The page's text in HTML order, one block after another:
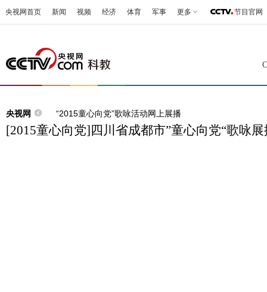
央视网首页 新闻 视频 经济 体育 军事 更多 节目官网
央视网 “2015童心向党”歌咏活动网上展播
[2015童心向党]四川省成都市”童心向党“歌咏